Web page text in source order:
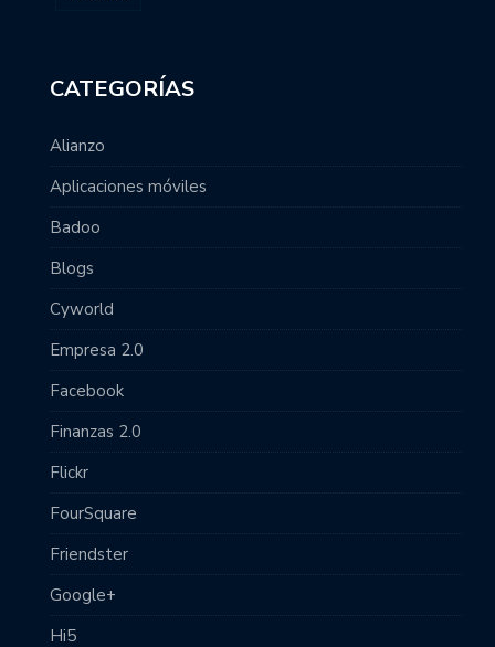
CATEGORÍAS
Alianzo
Aplicaciones móviles
Badoo
Blogs
Cyworld
Empresa 2.0
Facebook
Finanzas 2.0
Flickr
FourSquare
Friendster
Google+
Hi5